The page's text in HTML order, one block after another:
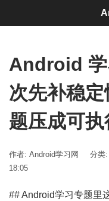
Android 学
次先补稳
题压成可
作者: Android学习网 分类:
18:05
## Android学习专题里